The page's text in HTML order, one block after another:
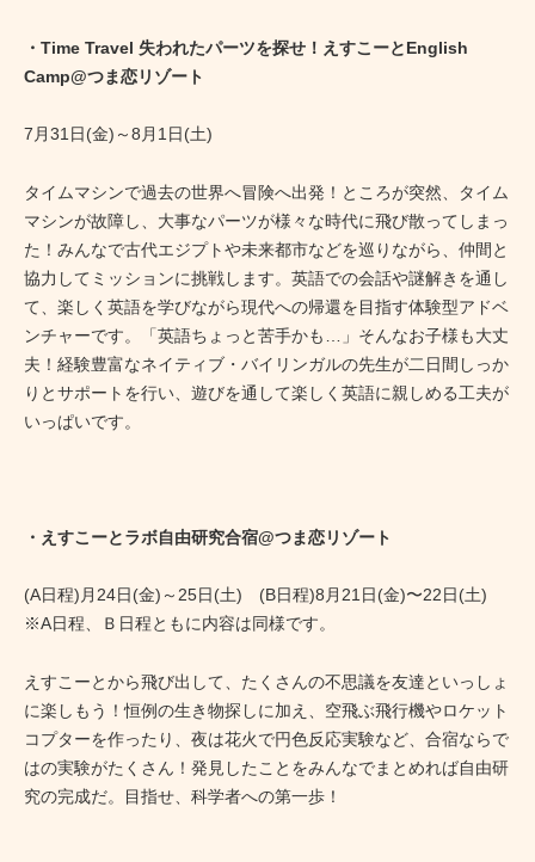
・Time Travel 失われたパーツを探せ！えすこーとEnglish
Camp@つま恋リゾート
7月31日(金)～8月1日(土)
タイムマシンで過去の世界へ冒険へ出発！ところが突然、タイム
マシンが故障し、大事なパーツが様々な時代に飛び散ってしまっ
た！みんなで古代エジプトや未来都市などを巡りながら、仲間と
協力してミッションに挑戦します。英語での会話や謎解きを通し
て、楽しく英語を学びながら現代への帰還を目指す体験型アドベ
ンチャーです。「英語ちょっと苦手かも…」そんなお子様も大丈
夫！経験豊富なネイティブ・バイリンガルの先生が二日間しっか
りとサポートを行い、遊びを通して楽しく英語に親しめる工夫が
いっぱいです。
・えすこーとラボ自由研究合宿@つま恋リゾート
(A日程)月24日(金)～25日(土) (B日程)8月21日(金)〜22日(土)
※A日程、Ｂ日程ともに内容は同様です。
えすこーとから飛び出して、たくさんの不思議を友達といっしょ
に楽しもう！恒例の生き物探しに加え、空飛ぶ飛行機やロケット
コプターを作ったり、夜は花火で円色反応実験など、合宿ならで
はの実験がたくさん！発見したことをみんなでまとめれば自由研
究の完成だ。目指せ、科学者への第一歩！